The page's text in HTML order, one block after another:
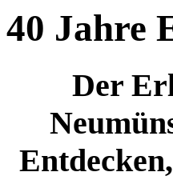
40 Jahre
Der